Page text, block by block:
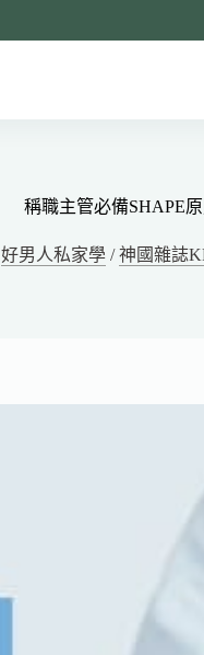
稱職主管必備SHAPE原
好男人私家學 /神國雜誌